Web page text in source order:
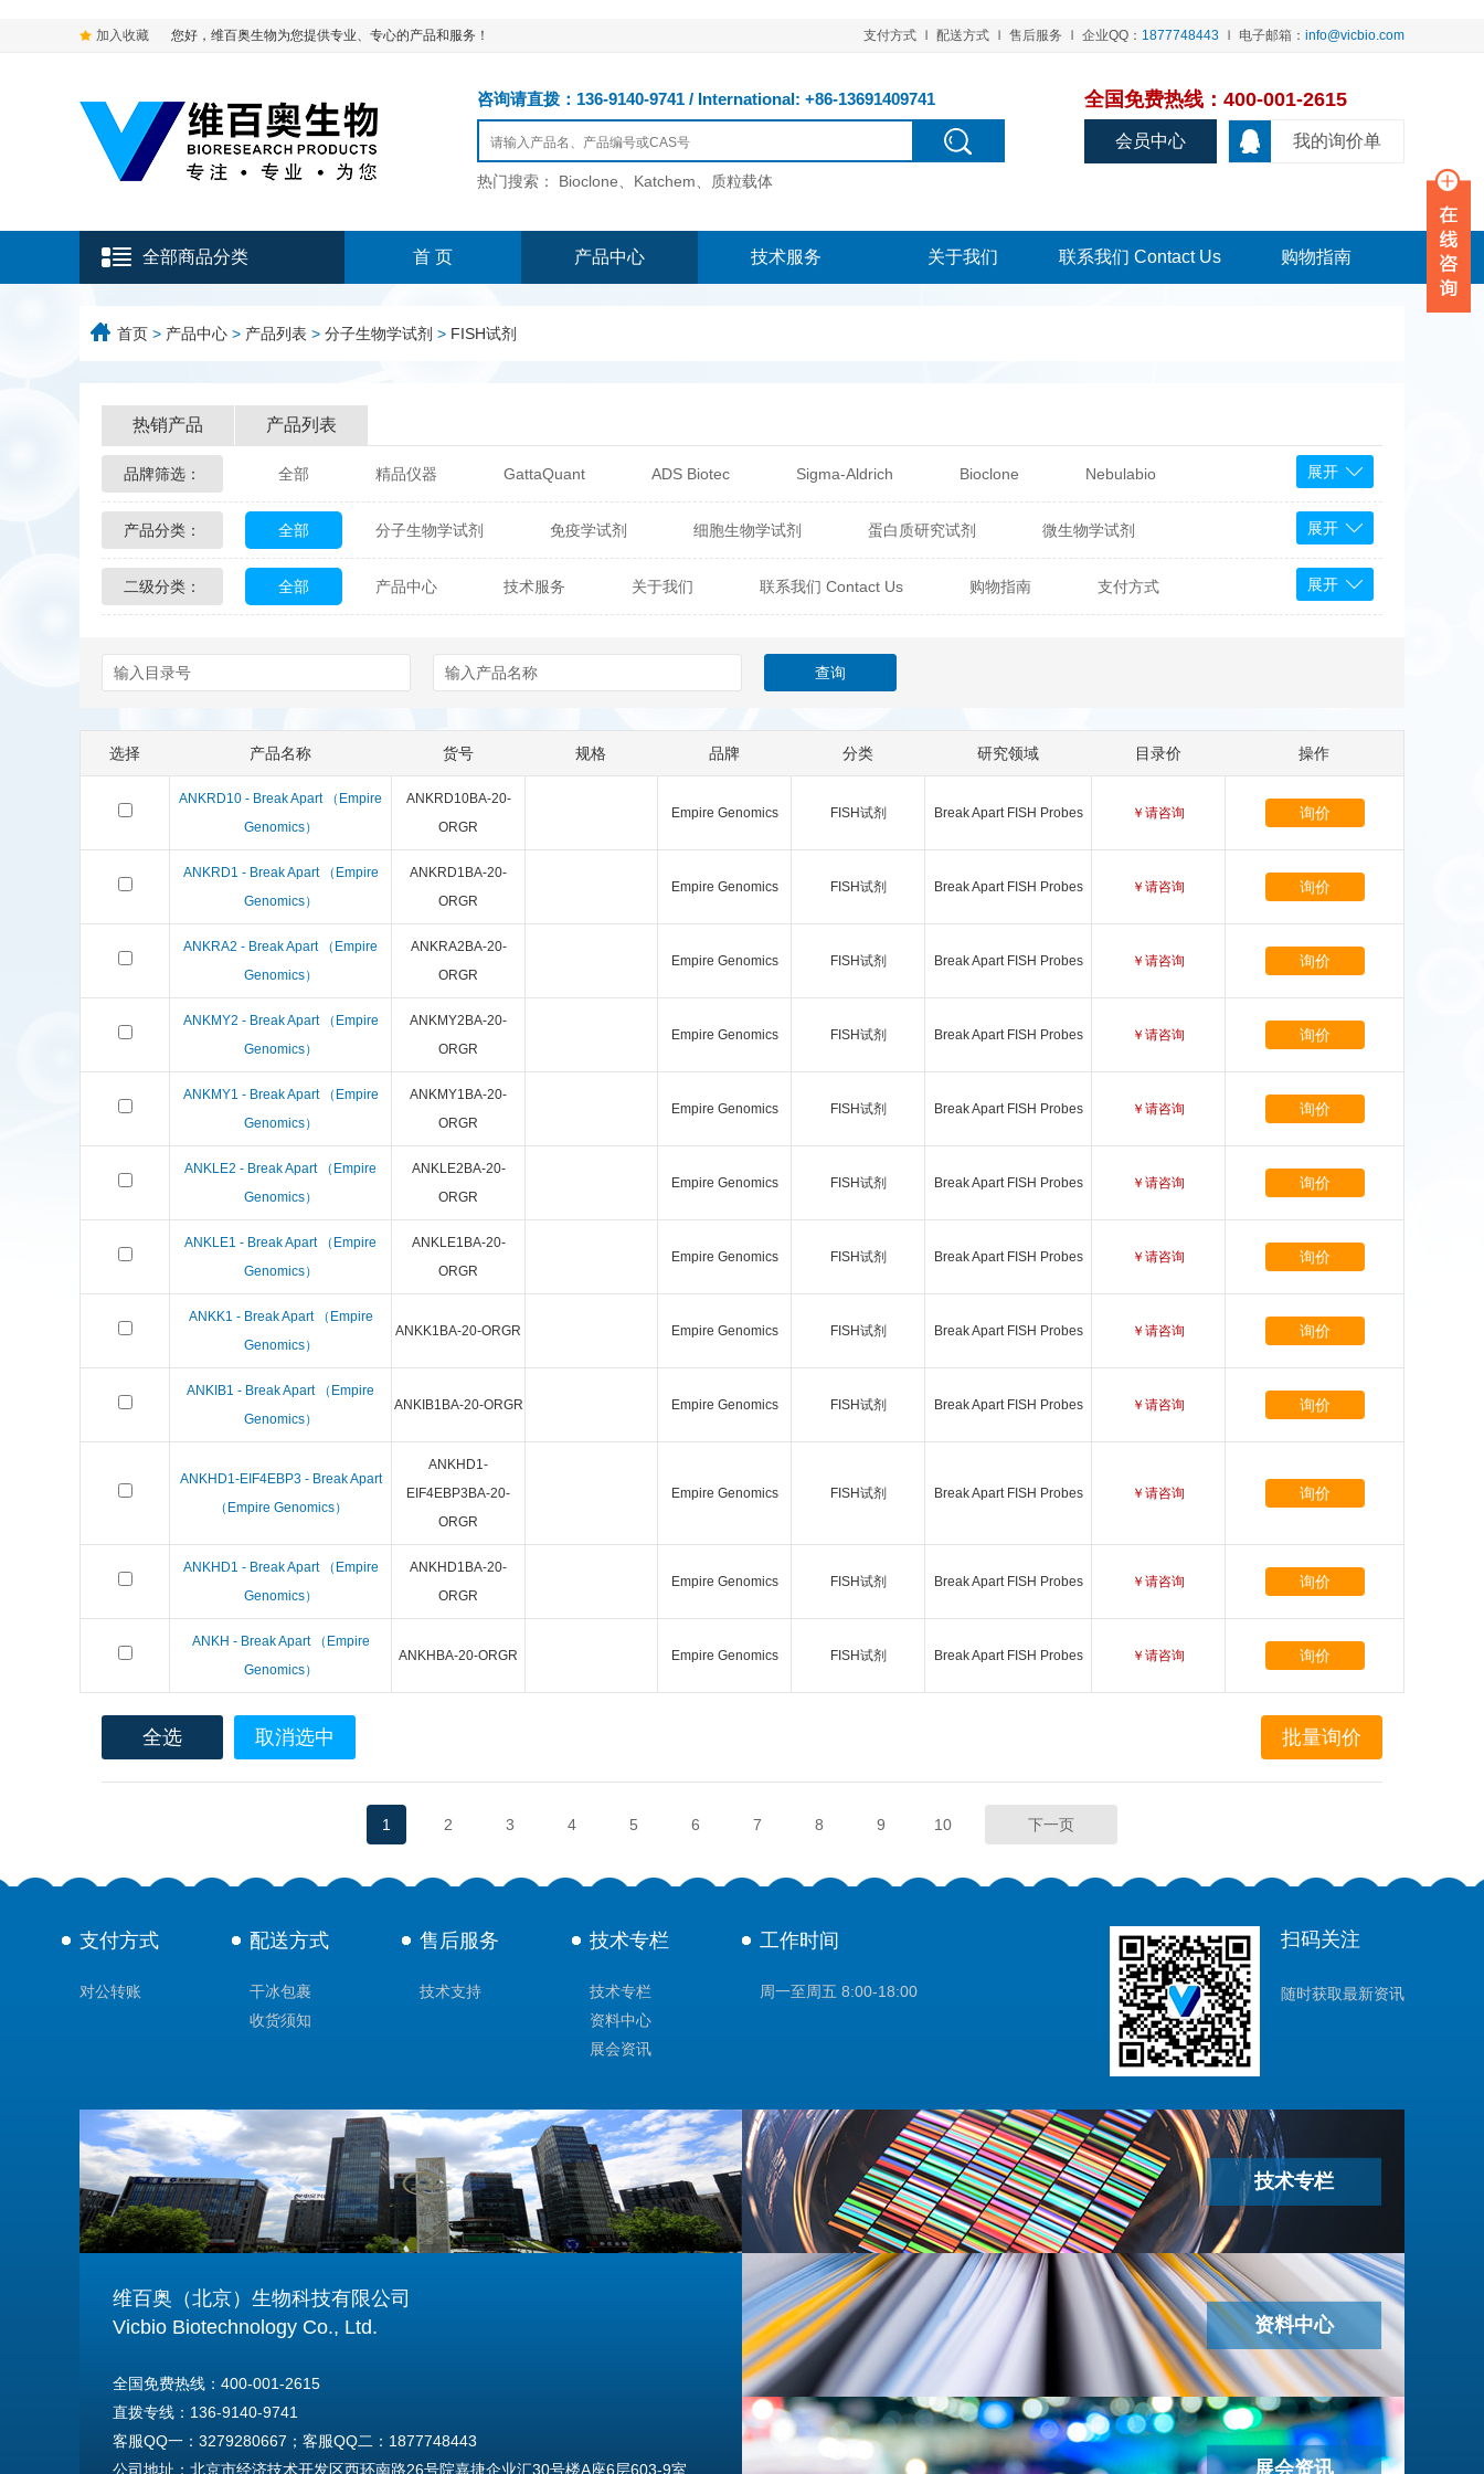
加入收藏 您好，维百奥生物为您提供专业、专心的产品和服务！ 支付方式 配送方式 售后服务 企业QQ： 1877748443 电子邮箱： info@vicbio.com
咨询请直拨：136-9140-9741 / International: +86-13691409741
热门搜索： Bioclone、Katchem、质粒载体
全国免费热线：400-001-2615
我的询价单
会员中心
全部商品分类 首 页 产品中心 技术服务 关于我们 联系我们 Contact Us 购物指南
首页 > 产品中心 > 产品列表 > 分子生物学试剂 > FISH试剂
热销产品 产品列表
品牌筛选： 全部 精品仪器 GattaQuant ADS Biotec Sigma-Aldrich Bioclone Nebulabio
Glycon Biochem Sterlitech 热销产品 辰辉创聚生物® (Nebulabio) BPS Bioscience
Echelon Biosciences Verichem Laboratories Vicbio Biotech Click Chemistry Tools Bioassay Systems
Biotez Berlin Diametra ChemPep Eagle Biosciences Cytodiagnostics
Berry & Associates Zedira Hybrid Plastics Milenia Biotec SiChem Sunrise Science
LGC Maine Standards Biolife Solutions
展开
产品分类： 全部 分子生物学试剂 免疫学试剂 细胞生物学试剂 蛋白质研究试剂 微生物学试剂
化学及生物化学试剂 材料学试剂 仪器及设备 耗材及常用物品 其他产品
展开
二级分类： 全部 产品中心 技术服务 关于我们 联系我们 Contact Us 购物指南 支付方式 展开
选择 产品名称 货号 规格 品牌 分类 研究领域 目录价 操作
ANKRD10 - Break Apart （Empire
Genomics）
ANKRD10BA-20-
ORGR
Empire Genomics FISH试剂 Break Apart FISH Probes ￥请咨询 询价
ANKRD1 - Break Apart （Empire
Genomics）
ANKRD1BA-20-
ORGR
Empire Genomics FISH试剂 Break Apart FISH Probes ￥请咨询 询价
ANKRA2 - Break Apart （Empire
Genomics）
ANKRA2BA-20-
ORGR
Empire Genomics FISH试剂 Break Apart FISH Probes ￥请咨询 询价
ANKMY2 - Break Apart （Empire
Genomics）
ANKMY2BA-20-
ORGR
Empire Genomics FISH试剂 Break Apart FISH Probes ￥请咨询 询价
ANKMY1 - Break Apart （Empire
Genomics）
ANKMY1BA-20-
ORGR
Empire Genomics FISH试剂 Break Apart FISH Probes ￥请咨询 询价
ANKLE2 - Break Apart （Empire
Genomics）
ANKLE2BA-20-
ORGR
Empire Genomics FISH试剂 Break Apart FISH Probes ￥请咨询 询价
ANKLE1 - Break Apart （Empire
Genomics）
ANKLE1BA-20-
ORGR
Empire Genomics FISH试剂 Break Apart FISH Probes ￥请咨询 询价
ANKK1 - Break Apart （Empire
Genomics）
ANKK1BA-20-ORGR Empire Genomics FISH试剂 Break Apart FISH Probes ￥请咨询 询价
ANKIB1 - Break Apart （Empire
Genomics）
ANKIB1BA-20-ORGR Empire Genomics FISH试剂 Break Apart FISH Probes ￥请咨询 询价
ANKHD1-EIF4EBP3 - Break Apart
（Empire Genomics）
ANKHD1-
EIF4EBP3BA-20-
ORGR
Empire Genomics FISH试剂 Break Apart FISH Probes ￥请咨询 询价
ANKHD1 - Break Apart （Empire
Genomics）
ANKHD1BA-20-
ORGR
Empire Genomics FISH试剂 Break Apart FISH Probes ￥请咨询 询价
ANKH - Break Apart （Empire
Genomics）
ANKHBA-20-ORGR Empire Genomics FISH试剂 Break Apart FISH Probes ￥请咨询 询价
全选 取消选中
1 2 3 4 5 6 7 8 9 10 下一页
支付方式
对公转账
配送方式
干冰包裹
收货须知
售后服务
技术支持
技术专栏
技术专栏
资料中心
展会资讯
工作时间
周一至周五 8:00-18:00
扫码关注
随时获取最新资讯
维百奥（北京）生物科技有限公司
Vicbio Biotechnology Co., Ltd.
全国免费热线：400-001-2615
直拨专线：136-9140-9741
客服QQ一：3279280667；客服QQ二：1877748443
公司地址：北京市经济技术开发区西环南路26号院嘉捷企业汇30号楼A座6层603-9室
技术专栏
资料中心
展会资讯